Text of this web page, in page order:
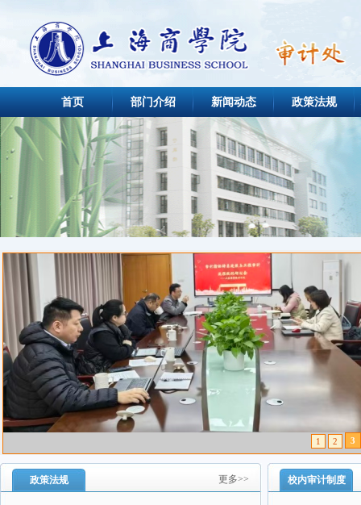
首页 部门介绍 新闻动态 政策法规
1 2 3
政策法规 更多>> 校内审计制度